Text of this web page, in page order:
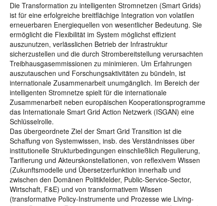
Die Transformation zu intelligenten Stromnetzen (Smart Grids)
ist für eine erfolgreiche breitflächige Integration von volatilen
erneuerbaren Energiequellen von wesentlicher Bedeutung. Sie
ermöglicht die Flexibilität im System möglichst effizient
auszunutzen, verlässlichen Betrieb der Infrastruktur
sicherzustellen und die durch Strombereitstellung verursachten
Treibhausgasemmissionen zu minimieren. Um Erfahrungen
auszutauschen und Forschungsaktivitäten zu bündeln, ist
internationale Zusammenarbeit unumgänglich. Im Bereich der
intelligenten Stromnetze spielt für die internationale
Zusammenarbeit neben europäischen Kooperationsprogramme
das Internationale Smart Grid Action Netzwerk (ISGAN) eine
Schlüsselrolle.
Das übergeordnete Ziel der Smart Grid Transition ist die
Schaffung von Systemwissen, insb. des Verständnisses über
institutionelle Strukturbedingungen einschließlich Regulierung,
Tarifierung und Akteurskonstellationen, von reflexivem Wissen
(Zukunftsmodelle und Übersetzerfunktion innerhalb und
zwischen den Domänen Politikfelder, Public-Service-Sector,
Wirtschaft, F&E) und von transformativem Wissen
(transformative Policy-Instrumente und Prozesse wie Living-